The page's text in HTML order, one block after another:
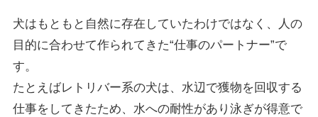
犬はもともと自然に存在していたわけではなく、人の
目的に合わせて作られてきた“仕事のパートナー”で
す。
たとえばレトリバー系の犬は、水辺で獲物を回収する
仕事をしてきたため、水への耐性があり泳ぎが得意で